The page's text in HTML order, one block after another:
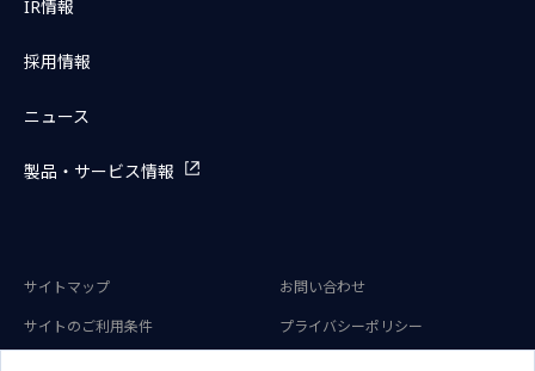
IR情報
採用情報
ニュース
製品・サービス情報
サイトマップ
お問い合わせ
サイトのご利用条件
プライバシーポリシー